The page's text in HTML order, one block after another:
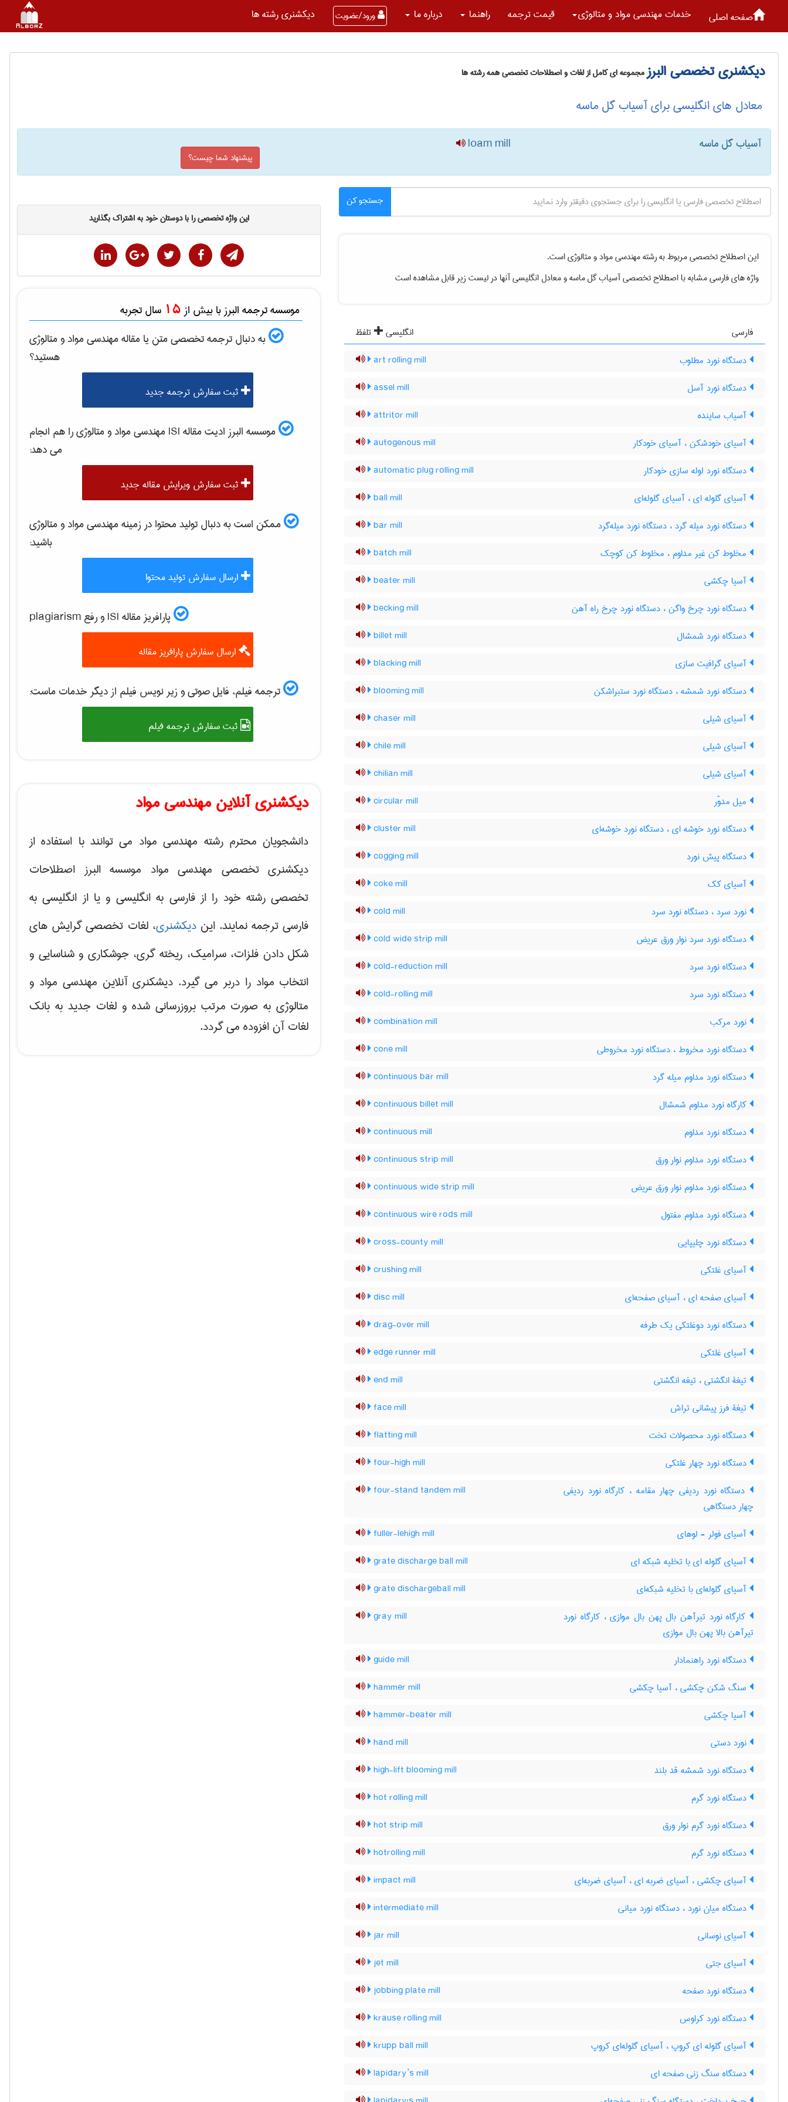
صفحه اصلی خدمات مهندسی مواد و متالوژی قیمت ترجمه راهنما درباره ما ورود/عضویت دیکشنری رشته ها
دیکشنری تخصصی البرزمجموعه ای کامل از لغات و اصطلاحات تخصصی همه رشته ها
معادل های انگلیسی برای آسیاب گل ماسه
آسیاب گل ماسه loam mill
پیشنهاد شما چیست؟
جستجو کن
این اصطلاح تخصصی مربوط به رشتهمهندسی مواد و متالوژیاست.
واژه های فارسی مشابه با اصطلاح تخصصیآسیاب گل ماسهو معادل انگلیسی آنها در لیست زیر قابل مشاهده است
فارسی انگلیسی
تلفظ
دستگاه نورد مطلوب
art rolling mill
دستگاه نورد آسل assel mill
آسیاب ساینده attritor mill
آسیای خودشکن ، آسیای خودکار autogenous mill
دستگاه نورد لوله سازی خودکار automatic plug rolling mill
آسیای گلوله ای ، آسیای گلوله‌ای ball mill
دستگاه نورد میله گرد ، دستگاه نورد میله‌گرد bar mill
مخلوط کن غیر مداوم ، مخلوط کن کوچک batch mill
آسیا چکشی beater mill
دستگاه نورد چرخ واگن ، دستگاه نورد چرخ راه آهن becking mill
دستگاه نورد شمشال billet mill
آسیای گرافیت سازی blacking mill
دستگاه نورد شمشه ، دستگاه نورد ستبراشکن blooming mill
آسیای شیلی chaser mill
آسیای شیلی chile mill
آسیای شیلی chilian mill
میل مدوّر circular mill
دستگاه نورد خوشه ای ، دستگاه نورد خوشه‌ای cluster mill
دستگاه پیش نورد cogging mill
آسیای کک coke mill
نورد سرد ، دستگاه نورد سرد cold mill
دستگاه نورد سرد نوار ورق عریض cold wide strip mill
دستگاه نورد سرد cold-reduction mill
دستگاه نورد سرد cold-rolling mill
نورد مرکب combination mill
دستگاه نورد مخروط ، دستگاه نورد مخروطی cone mill
دستگاه نورد مداوم میله گرد continuous bar mill
کارگاه نورد مداوم شمشال continuous billet mill
دستگاه نورد مداوم continuous mill
دستگاه نورد مداوم نوار ورق continuous strip mill
دستگاه نورد مداوم نوار ورق عریض continuous wide strip mill
دستگاه نورد مداوم مفتول continuous wire rods mill
دستگاه نورد چلیپایی cross-county mill
آسیای غلتکی crushing mill
آسیای صفحه ای ، آسیای صفحه‌ای disc mill
دستگاه نورد دوغلتکی یک طرفه drag-over mill
آسیای غلتکی edge runner mill
تیغۀ انگشتی ، تیغه انگشتی end mill
تیغۀ فرز پیشانی تراش face mill
دستگاه نورد محصولات تخت flatting mill
دستگاه نورد چهار غلتکی four-high mill
دستگاه نورد ردیفی چهار مقامه ، کارگاه نورد ردیفی
چهار دستگاهی
four-stand tandem mill
آسیای فولر - لوهای fuller-lehigh mill
آسیای گلوله ای با تخلیه شبکه ای grate discharge ball mill
آسیای گلوله‌ای با تخلیه شبکه‌ای grate dischargeball mill
کارگاه نورد تیرآهن بال پهن بال موازی ، کارگاه نورد
تیرآهن بالا پهن بال موازی
gray mill
دستگاه نورد راهنمادار guide mill
سنگ شکن چکشی ، آسیا چکشی hammer mill
آسیا چکشی hammer-beater mill
نورد دستی hand mill
دستگاه نورد شمشه قد بلند high-lift blooming mill
دستگاه نورد گرم hot rolling mill
دستگاه نورد گرم نوار ورق hot strip mill
دستگاه نورد گرم hotrolling mill
آسیای چکشی ، آسیای ضربه ای ، آسیای ضربه‌ای impact mill
دستگاه میان نورد ، دستگاه نورد میانی intermediate mill
آسیای نوسانی jar mill
آسیای جتی jet mill
دستگاه نورد صفحه jobbing plate mill
دستگاه نورد کراوس krause rolling mill
آسیای گلوله ای کروپ ، آسیای گلوله‌ای کروپ krupp ball mill
دستگاه سنگ زنی صفحه ای lapidary’s mill
این واژه تخصصی را با دوستان خود به اشتراک بگذارید
موسسه ترجمه البرز با بیش از 15 سال تجربه
به دنبال ترجمه تخصصی متن یا مقالهمهندسی مواد و متالوژی
هستید؟
ثبت سفارش ترجمه جدید
موسسه البرز ادیت مقاله ISI مهندسی مواد و متالوژیرا هم انجام
می دهد:
ثبت سفارش ویرایش مقاله جدید
ممکن است به دنبال تولید محتوا در زمینهمهندسی مواد و متالوژی
باشید:
ارسال سفارش تولید محتوا
پارافریز مقاله ISI و رفع plagiarism
ارسال سفارش پارافریز مقاله
ترجمه فیلم، فایل صوتی و زیر نویس فیلم از دیگر خدمات ماست:
ثبت سفارش ترجمه فیلم
دیکشنری آنلاین مهندسی مواد
دانشجویان محترم رشته مهندسی مواد می توانند با استفاده از
دیکشنری تخصصی مهندسی مواد موسسه البرز اصطلاحات
تخصصی رشته خود را از فارسی به انگلیسی و یا از انگلیسی به
فارسی ترجمه نمایند. ایندیکشنری، لغات تخصصی گرایش های
شکل دادن فلزات، سرامیک، ریخته گری، جوشکاری و شناسایی و
انتخاب مواد را دربر می گیرد. دیشکنری آنلاین مهندسی مواد و
متالوژی به صورت مرتب بروزرسانی شده و لغات جدید به بانک
لغات آن افزوده می گردد.